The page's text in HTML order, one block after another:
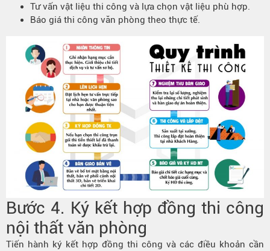
Tư vấn vật liệu thi công và lựa chọn vật liệu phù hợp.
Báo giá thi công văn phòng theo thực tế.
Bước 4. Ký kết hợp đồng thi công
nội thất văn phòng
Tiến hành ký kết hợp đồng thi công và các điều khoản cần